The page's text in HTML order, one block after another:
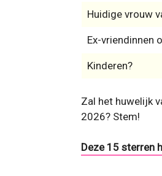
Huidige vrouw
Ex-vriendinnen
Kinderen?
Zal het huwelijk
2026? Stem!
Deze 15 sterren